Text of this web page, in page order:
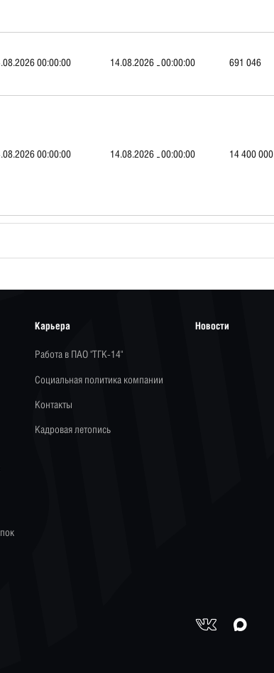
00:00:00 14.08.2026 00:00:00 691 046
00:00:00 14.08.2026 00:00:00 14 400 000
Карьера
Работа в ПАО "ТГК-14"
Социальная политика компании
Контакты
Кадровая летопись
Новости